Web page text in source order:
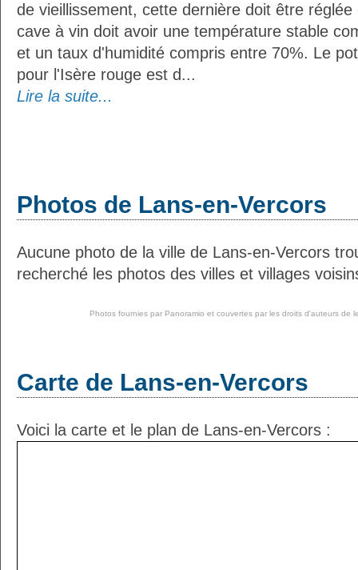
de vieillissement, cette dernière doit être réglée
cave à vin doit avoir une température stable
et un taux d'humidité compris entre 70%. Le
pour l'Isère rouge est d...
Lire la suite...
Photos de Lans-en-Vercors
Aucune photo de la ville de Lans-en-Vercors
recherché les photos des villes et villages
Photos fournies par Panoramio et couvertes par les droits d'auteurs de
Carte de Lans-en-Vercors
Voici la carte et le plan de Lans-en-Vercors :